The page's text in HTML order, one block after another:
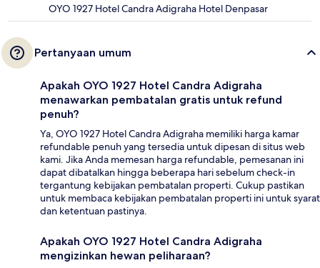
OYO 1927 Hotel Candra Adigraha Hotel Denpasar
Pertanyaan umum
Apakah OYO 1927 Hotel Candra Adigraha
menawarkan pembatalan gratis untuk refund
penuh?
Ya, OYO 1927 Hotel Candra Adigraha memiliki harga kamar
refundable penuh yang tersedia untuk dipesan di situs web
kami. Jika Anda memesan harga refundable, pemesanan ini
dapat dibatalkan hingga beberapa hari sebelum check-in
tergantung kebijakan pembatalan properti. Cukup pastikan
untuk membaca kebijakan pembatalan properti ini untuk syarat
dan ketentuan pastinya.
Apakah OYO 1927 Hotel Candra Adigraha
mengizinkan hewan peliharaan?